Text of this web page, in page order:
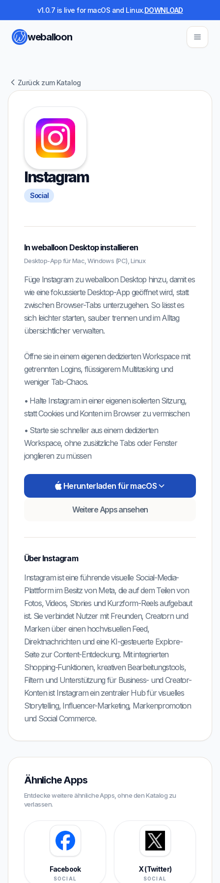
v1.0.7 is live for macOS and Linux.DOWNLOAD
weballoon
Zurück zum Katalog
Instagram
Social
In weballoon Desktop installieren
Desktop-App für Mac, Windows (PC), Linux
Füge Instagram zu weballoon Desktop hinzu, damit es
wie eine fokussierte Desktop-App geöffnet wird, statt
zwischen Browser-Tabs unterzugehen. So lässt es
sich leichter starten, sauber trennen und im Alltag
übersichtlicher verwalten.
Öffne sie in einem eigenen dedizierten Workspace mit
getrennten Logins, flüssigerem Multitasking und
weniger Tab-Chaos.
• Halte Instagramin einer eigenen isolierten Sitzung,
statt Cookies und Konten im Browser zu vermischen
• Starte sie schneller aus einem dedizierten
Workspace, ohne zusätzliche Tabs oder Fenster
jonglieren zu müssen
Herunterladen für macOS
Weitere Apps ansehen
Über Instagram
Instagram ist eine führende visuelle Social-Media-
Plattform im Besitz von Meta, die auf dem Teilen von
Fotos, Videos, Stories und Kurzform-Reels aufgebaut
ist. Sie verbindet Nutzer mit Freunden, Creatorn und
Marken über einen hochvisuellen Feed,
Direktnachrichten und eine KI-gesteuerte Explore-
Seite zur Content-Entdeckung. Mit integrierten
Shopping-Funktionen, kreativen Bearbeitungstools,
Filtern und Unterstützung für Business- und Creator-
Konten ist Instagram ein zentraler Hub für visuelles
Storytelling, Influencer-Marketing, Markenpromotion
und Social Commerce.
Ähnliche Apps
Entdecke weitere ähnliche Apps, ohne den Katalog zu
verlassen.
Facebook
SOCIAL
X (Twitter)
SOCIAL